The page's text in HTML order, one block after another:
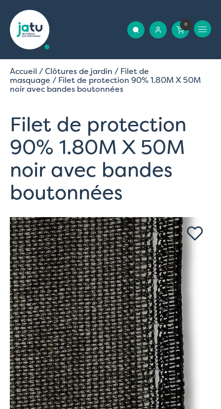
0
Accueil /Clôtures de jardin / Filet de
masquage / Filet de protection 90% 1.80M X 50M
noir avec bandes boutonnées
Filet de protection
90% 1.80M X 50M
noir avec bandes
boutonnées